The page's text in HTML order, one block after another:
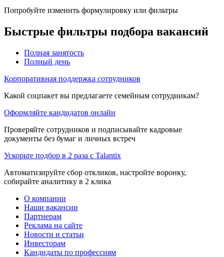
Попробуйте изменить формулировку или фильтры
Быстрые фильтры подбора вакансий
Полная занятость
Полный день
Корпоративная поддержка сотрудников
Какой соцпакет вы предлагаете семейным сотрудникам?
Оформляйте кандидатов онлайн
Проверяйте сотрудников и подписывайте кадровые
документы без бумаг и личных встреч
Ускорьте подбор в 2 раза с Talantix
Автоматизируйте сбор откликов, настройте воронку,
собирайте аналитику в 2 клика
О компании
Наши вакансии
Партнерам
Реклама на сайте
Новости и статьи
Инвесторам
Кандидаты по профессиям